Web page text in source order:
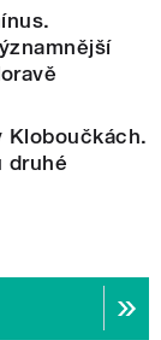
Kloboučkách.
druhé